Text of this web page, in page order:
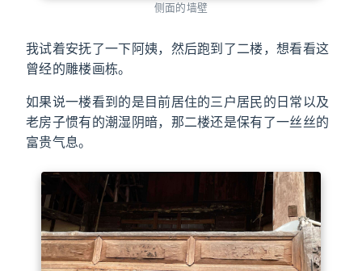
侧面的墙壁
我试着安抚了一下阿姨，然后跑到了二楼，想看看这
曾经的雕楼画栋。
如果说一楼看到的是目前居住的三户居民的日常以及
老房子惯有的潮湿阴暗，那二楼还是保有了一丝丝的
富贵气息。